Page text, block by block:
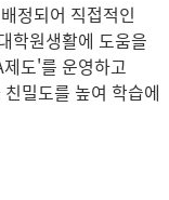
정되어 직접적인
학원생활에 도움을
도'를 운영하고
밀도를 높여 학습에